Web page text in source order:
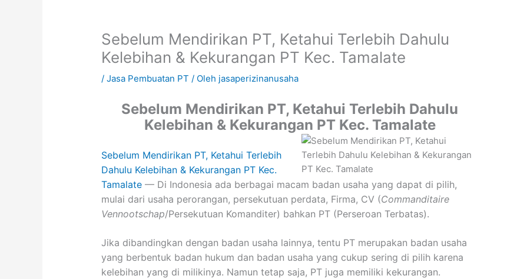
Sebelum Mendirikan PT, Ketahui Terlebih Dahulu
Kelebihan & Kekurangan PT Kec. Tamalate
/Jasa Pembuatan PT / Oleh jasaperizinanusaha
Sebelum Mendirikan PT, Ketahui Terlebih Dahulu
Kelebihan & Kekurangan PT Kec. Tamalate
Sebelum Mendirikan PT, Ketahui Terlebih
Dahulu Kelebihan & Kekurangan PT Kec.
Tamalate— Di Indonesia ada berbagai macam badan usaha yang dapat di pilih,
mulai dari usaha perorangan, persekutuan perdata, Firma, CV (Commanditaire
Vennootschap/Persekutuan Komanditer) bahkan PT (Perseroan Terbatas).
Jika dibandingkan dengan badan usaha lainnya, tentu PT merupakan badan usaha
yang berbentuk badan hukum dan badan usaha yang cukup sering di pilih karena
kelebihan yang di milikinya. Namun tetap saja, PT juga memiliki kekurangan.